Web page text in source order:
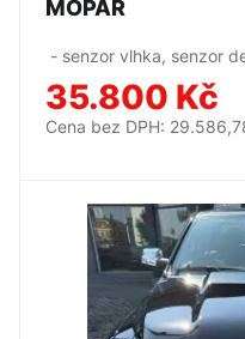
- senzor vlhka, senzor
35.800 Kč
Cena bez DPH: